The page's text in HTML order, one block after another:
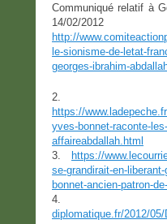
Communiqué relatif à
14/
http://
le-sionisme-de-letat-
georges-ibrahim-
2.
https://
yves-bonnet-raconte-
affaireabdallah.html
3. https://
se-grandirait-en-
bonnet-ancien-patron-
diplomatique.fr/2012/05/